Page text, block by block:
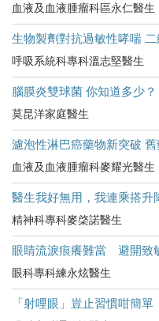
血液及血液腫瘤科區永仁醫生
生物製劑對抗過敏性哮喘
呼吸系統科專科溫志堅醫生
腦膜炎雙球菌 你知道多少？
莫昆洋家庭醫生
濾泡性淋巴癌藥物新突破
血液及血液腫瘤科麥耀光醫生
醫生我好無用，我連乘搭升
精神科專科麥棨諾醫生
眼睛流淚痕癢難當 避開致
眼科專科練永炫醫生
「射哩眼」豈止習慣咁簡